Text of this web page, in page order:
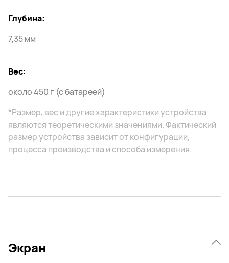
Глубина:
7,35 мм
Вес:
около 450 г (с батареей)
*Размер, вес и другие характеристики устройства
являются теоретическими значениями. Фактический
размер устройства зависит от конфигурации,
процесса производства и способа измерения.
Экран